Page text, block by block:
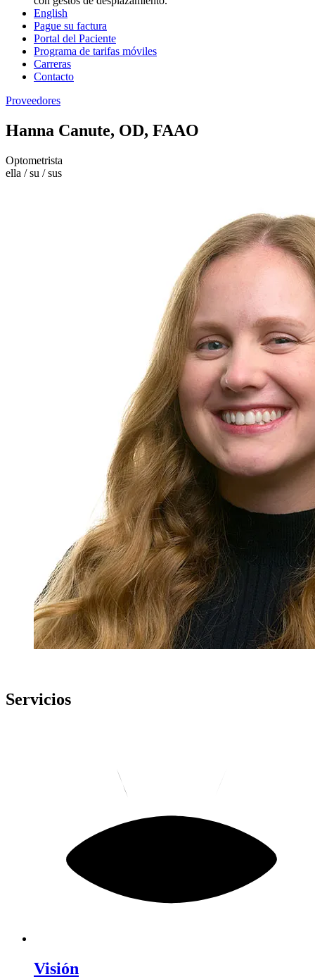
English
Pague su factura
Portal del Paciente
Programa de tarifas móviles
Carreras
Contacto
Proveedores
Hanna Canute, OD, FAAO
Optometrista
ella / su / sus
Servicios
Visión